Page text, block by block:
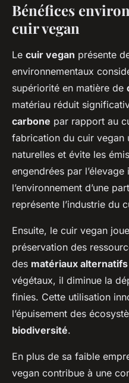
Bénéfices
cuir vegan
Le cuir vegan présente
environnementaux
supériorité en matière de
matériau réduit
carbone par rapport au
fabrication du cuir vegan
naturelles et évite les
engendrées par
l’environnement d’une
représente l’industrie du
Ensuite, le cuir vegan
préservation des
des matériaux alternatifs
végétaux, il diminue la
finies. Cette utilisation
l’épuisement des
biodiversité.
En plus de sa faible
vegan contribue à une